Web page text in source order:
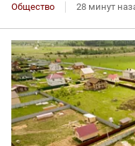
Общество 28 минут